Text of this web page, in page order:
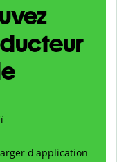
d'application